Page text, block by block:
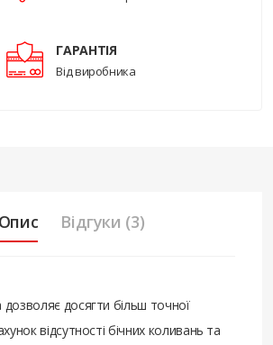
ГАРАНТІЯ
Від виробника
Опис Відгуки (3)
досягти більш точної
відсутності бічних коливань та